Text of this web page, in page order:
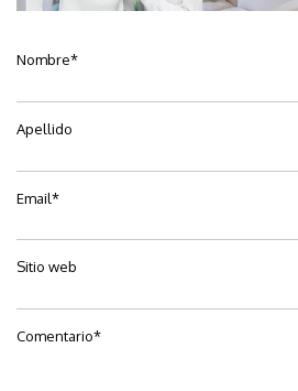
Nombre*
Apellido
Email*
Sitio web
Comentario*